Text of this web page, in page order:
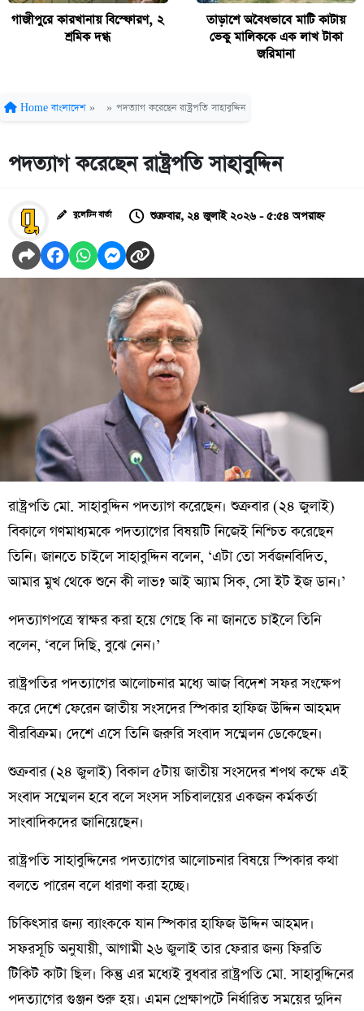
গাজীপুরে কারখানায় বিস্ফোরণ, ২
শ্রমিক দগ্ধ
তাড়াশে অবৈধভাবে মাটি কাটায়
ভেকু মালিককে এক লাখ টাকা
জরিমানা
Home বাংলাদেশ » » পদত্যাগ করেছেন রাষ্ট্রপতি সাহাবুদ্দিন
পদত্যাগ করেছেন রাষ্ট্রপতি সাহাবুদ্দিন
বুলেটিন বার্তা শুক্রবার, ২৪ জুলাই ২০২৬ - ৫:৫৪ অপরাহ্ন
রাষ্ট্রপতি মো. সাহাবুদ্দিন পদত্যাগ করেছেন। শুক্রবার (২৪ জুলাই)
বিকালে গণমাধ্যমকে পদত্যাগের বিষয়টি নিজেই নিশ্চিত করেছেন
তিনি। জানতে চাইলে সাহাবুদ্দিন বলেন, ‘এটা তো সর্বজনবিদিত,
আমার মুখ থেকে শুনে কী লাভ? আই অ্যাম সিক, সো ইট ইজ ডান।’
পদত্যাগপত্রে স্বাক্ষর করা হয়ে গেছে কি না জানতে চাইলে তিনি
বলেন, ‘বলে দিছি, বুঝে নেন।’
রাষ্ট্রপতির পদত্যাগের আলোচনার মধ্যে আজ বিদেশ সফর সংক্ষেপ
করে দেশে ফেরেন জাতীয় সংসদের স্পিকার হাফিজ উদ্দিন আহমদ
বীরবিক্রম। দেশে এসে তিনি জরুরি সংবাদ সম্মেলন ডেকেছেন।
শুক্রবার (২৪ জুলাই) বিকাল ৫টায় জাতীয় সংসদের শপথ কক্ষে এই
সংবাদ সম্মেলন হবে বলে সংসদ সচিবালয়ের একজন কর্মকর্তা
সাংবাদিকদের জানিয়েছেন।
রাষ্ট্রপতি সাহাবুদ্দিনের পদত্যাগের আলোচনার বিষয়ে স্পিকার কথা
বলতে পারেন বলে ধারণা করা হচ্ছে।
চিকিৎসার জন্য ব্যাংককে যান স্পিকার হাফিজ উদ্দিন আহমদ।
সফরসূচি অনুযায়ী, আগামী ২৬ জুলাই তার ফেরার জন্য ফিরতি
টিকিট কাটা ছিল। কিন্তু এর মধ্যেই বুধবার রাষ্ট্রপতি মো. সাহাবুদ্দিনের
পদত্যাগের গুঞ্জন শুরু হয়। এমন প্রেক্ষাপটে নির্ধারিত সময়ের দুদিন